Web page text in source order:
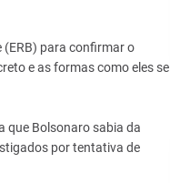
para confirmar o
e as formas como eles se
que Bolsonaro sabia da
por tentativa de